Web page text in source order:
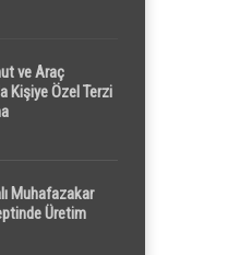
ve Araç
Kişiye Özel Terzi
Muhafazakar
Üretim